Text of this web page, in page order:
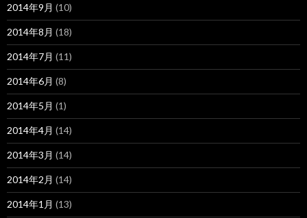
2014年9月 (10)
2014年8月 (18)
2014年7月 (11)
2014年6月 (8)
2014年5月 (1)
2014年4月 (14)
2014年3月 (14)
2014年2月 (14)
2014年1月 (13)